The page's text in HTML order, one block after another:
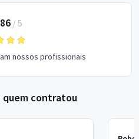
/ 5
nossos profissionais
quem contratou